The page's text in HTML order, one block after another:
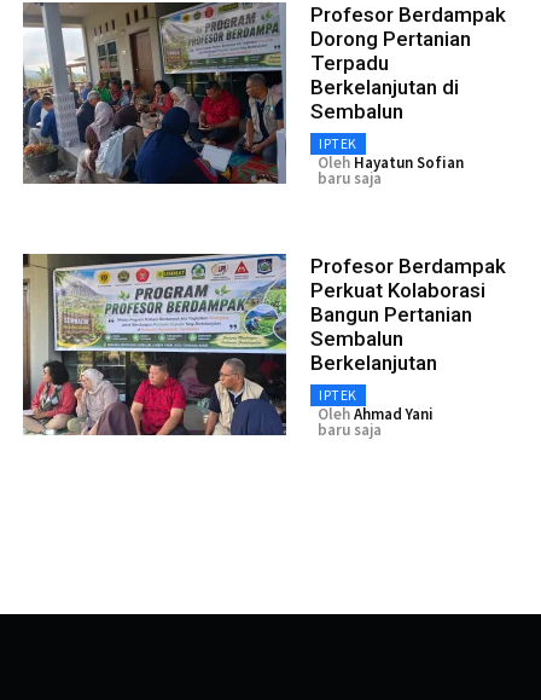
Profesor Berdampak
Dorong Pertanian
Terpadu
Berkelanjutan di
Sembalun
IPTEK
Oleh Hayatun Sofian
baru saja
Profesor Berdampak
Perkuat Kolaborasi
Bangun Pertanian
Sembalun
Berkelanjutan
IPTEK
OlehAhmad Yani
baru saja